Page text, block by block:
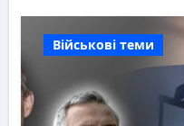
Військові теми